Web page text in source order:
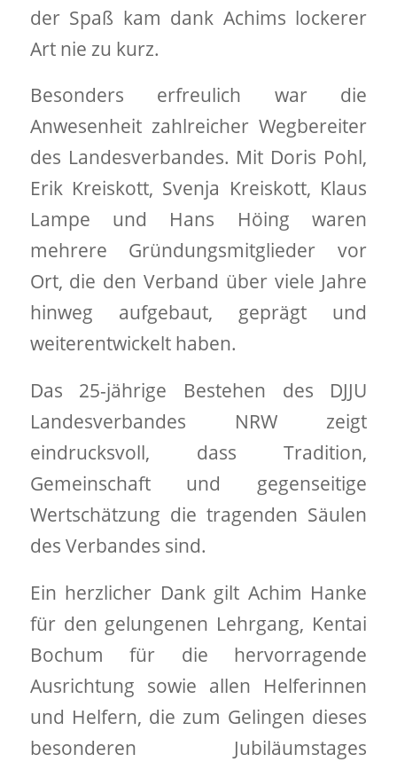
der Spaß kam dank Achims lockerer
Art nie zu kurz.
Besonders erfreulich war die
Anwesenheit zahlreicher Wegbereiter
des Landesverbandes. Mit Doris Pohl,
Erik Kreiskott, Svenja Kreiskott, Klaus
Lampe und Hans Höing waren
mehrere Gründungsmitglieder vor
Ort, die den Verband über viele Jahre
hinweg aufgebaut, geprägt und
weiterentwickelt haben.
Das 25-jährige Bestehen des DJJU
Landesverbandes NRW zeigt
eindrucksvoll, dass Tradition,
Gemeinschaft und gegenseitige
Wertschätzung die tragenden Säulen
des Verbandes sind.
Ein herzlicher Dank gilt Achim Hanke
für den gelungenen Lehrgang, Kentai
Bochum für die hervorragende
Ausrichtung sowie allen Helferinnen
und Helfern, die zum Gelingen dieses
besonderen Jubiläumstages